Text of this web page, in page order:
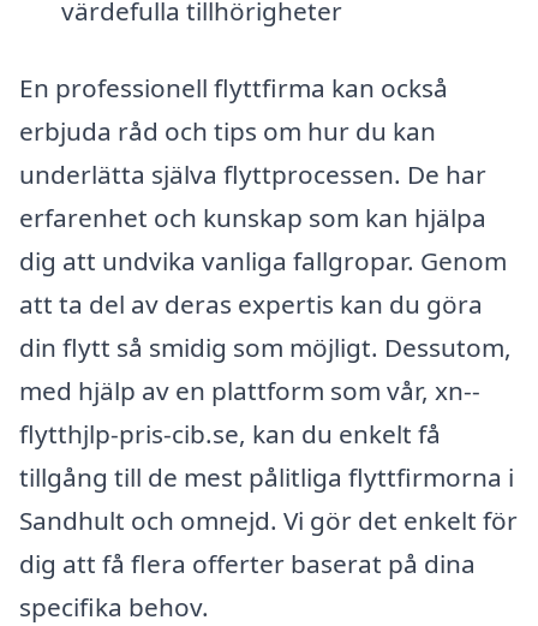
värdefulla tillhörigheter
En professionell flyttfirma kan också
erbjuda råd och tips om hur du kan
underlätta själva flyttprocessen. De har
erfarenhet och kunskap som kan hjälpa
dig att undvika vanliga fallgropar. Genom
att ta del av deras expertis kan du göra
din flytt så smidig som möjligt. Dessutom,
med hjälp av en plattform som vår, xn--
flytthjlp-pris-cib.se, kan du enkelt få
tillgång till de mest pålitliga flyttfirmorna i
Sandhult och omnejd. Vi gör det enkelt för
dig att få flera offerter baserat på dina
specifika behov.